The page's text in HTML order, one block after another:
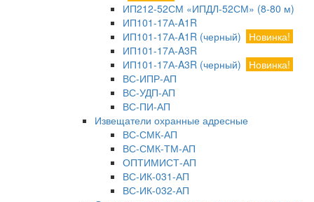
ИП212-52СМ «ИПДЛ-52СМ» (8-80 м)
ИП101-17А-A1R
ИП101-17А-A1R (черный)
Новинка!
ИП101-17А-A3R
ИП101-17А-A3R (черный)
Новинка!
ВС-ИПР-АП
ВС-УДП-АП
ВС-ПИ-АП
Извещатели охранные адресные
ВС-СМК-АП
ВС-СМК-ТМ-АП
ОПТИМИСТ-АП
ВС-ИК-031-АП
ВС-ИК-032-АП